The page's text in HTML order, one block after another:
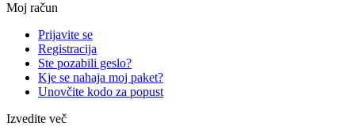
Moj račun
Prijavite se
Registracija
Ste pozabili geslo?
Kje se nahaja moj paket?
Unovčite kodo za popust
Izvedite več